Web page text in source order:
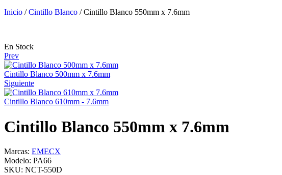
Inicio /Cintillo Blanco / Cintillo Blanco 550mm x 7.6mm
En Stock
Prev
Cintillo Blanco 500mm x 7.6mm
Siguiente
Cintillo Blanco 610mm - 7.6mm
Cintillo Blanco 550mm x 7.6mm
Marcas: EMECX
Modelo: PA66
SKU: NCT-550D